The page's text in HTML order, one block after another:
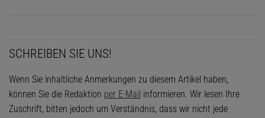
SCHREIBEN SIE UNS!
Wenn Sie inhaltliche Anmerkungen zu diesem Artikel haben,
können Sie die Redaktion per E-Mail informieren. Wir lesen Ihre
Zuschrift, bitten jedoch um Verständnis, dass wir nicht jede